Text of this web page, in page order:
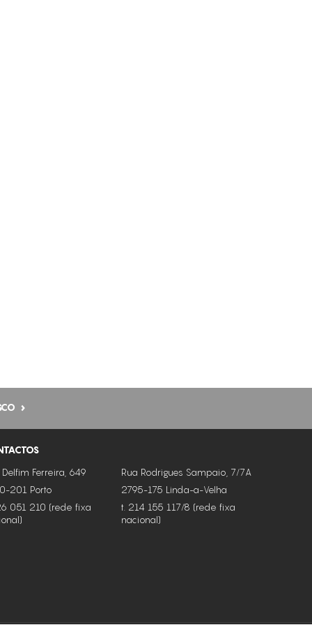
PELES OLEOSAS
TONIFICAÇÃO
Delfim Ferreira, 649
201 Porto
051 210 (rede fixa
Rua Rodrigues Sampaio, 7/7A
2795-175 Linda-a-Velha
t. 214 155 117/8 (rede fixa
nacional)